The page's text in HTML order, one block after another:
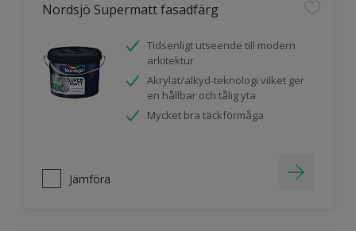
Nordsjö Supermatt fasadfärg
Tidsenligt utseende till modern
arkitektur
Akrylat/alkyd-teknologi vilket ger
en hållbar och tålig yta
Mycket bra täckförmåga
Jämföra